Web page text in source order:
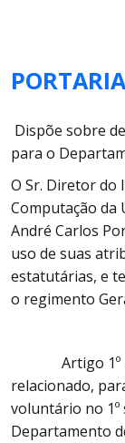
Dispõe sobre
para o
O Sr. Diretor do
Computação da
André Carlos
uso de suas
estatutárias, e
o regimento
Artigo 1º -
relacionado,
voluntário no 1º
Departamento